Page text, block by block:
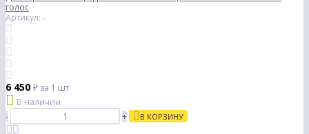
голос
Артикул: -
6 450 ₽ за 1 шт
В наличии
-
+ В КОРЗИНУ